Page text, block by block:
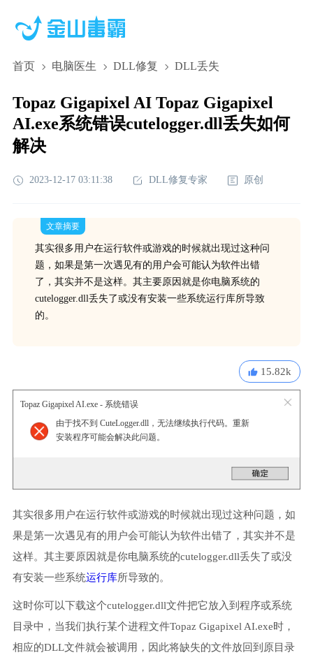
首页 电脑医生 DLL修复 DLL丢失
Topaz Gigapixel AI Topaz Gigapixel
AI.exe系统错误cutelogger.dll丢失如何
解决
2023-12-17 03:11:38 DLL修复专家 原创
文章摘要
其实很多用户在运行软件或游戏的时候就出现过这种问
题，如果是第一次遇见有的用户会可能认为软件出错
了，其实并不是这样。其主要原因就是你电脑系统的
cutelogger.dll丢失了或没有安装一些系统运行库所导致
的。
15.82k
Topaz Gigapixel AI.exe - 系统错误
由于找不到 CuteLogger.dll，无法继续执行代码。重新
安装程序可能会解决此问题。
其实很多用户在运行软件或游戏的时候就出现过这种问题，如
果是第一次遇见有的用户会可能认为软件出错了，其实并不是
这样。其主要原因就是你电脑系统的cutelogger.dll丢失了或没
有安装一些系统运行库所导致的。
这时你可以下载这个cutelogger.dll文件把它放入到程序或系统
目录中，当我们执行某个进程文件Topaz Gigapixel AI.exe时，
相应的DLL文件就会被调用，因此将缺失的文件放回到原目录